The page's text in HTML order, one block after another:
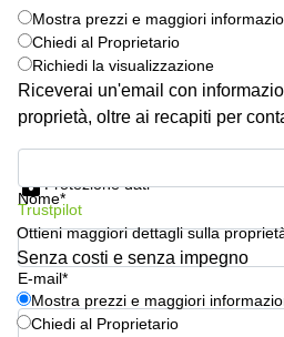
Coworking
Campania
Coworking
Cagliari
Coworking
Pescara
Coworking
Brescia
Business
Centers
a
Treviso
Mostra prezzi e maggiori
Chiedi al Proprietario
Richiedi la visualizzazione
Riceverai un'email con
proprietà, oltre ai recapiti per
Nome*
E-mail*
Protezione dati
Trustpilot
Ottieni maggiori dettagli sulla
Senza costi e senza impegno
Mostra prezzi e maggiori
Chiedi al Proprietario